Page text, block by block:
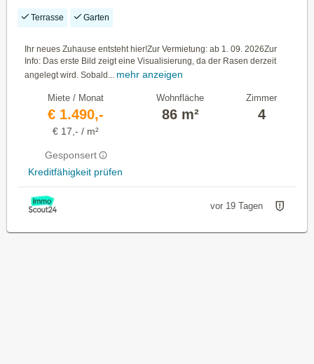
Stellplätze!
Terrasse Garten
Ihr neues Zuhause entsteht hier!Zur Vermietung: ab 1. 09. 2026Zur
Info: Das erste Bild zeigt eine Visualisierung, da der Rasen derzeit
angelegt wird. Sobald...
mehr anzeigen
Miete / Monat
€ 1.490,-
€ 17,- / m²
Gesponsert
Kreditfähigkeit prüfen
Wohnfläche
86 m²
Zimmer
4
vor 19 Tagen